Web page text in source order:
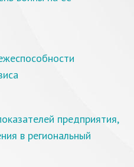
предприятия,
в региональный